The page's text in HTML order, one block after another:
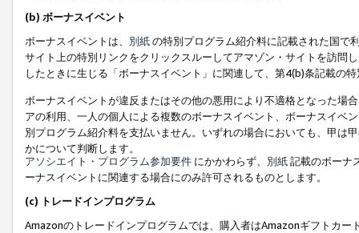
(b) ボーナスイベント
ボーナスイベントは、 別紙の特別プログラム紹介料に記載された国で
サイト上の特別リンクをクリックスルーしてアマゾン・サイトを訪問
したときに生じる「ボーナスイベント」に関連して、第4(b)条記載の
ボーナスイベントが違反またはその他の悪用により不適格となった場
アの利用、一人の個人による複数のボーナスイベント、ボーナスイベ
別プログラム紹介料を支払いません。いずれの場合においても、甲は
かについて判断します。
アソシエイト・プログラム参加要件 にかかわらず、 別紙記載のボーナ
ーナスイベントに関連する場合にのみ許可されるものとします。
(c) トレードインプログラム
Amazonのトレードインプログラムでは、購入者はAmazonギフトカ